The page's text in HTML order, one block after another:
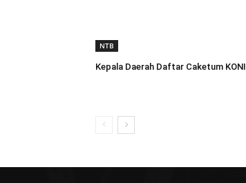
NTB
Kepala Daerah Daftar Caketum KONI